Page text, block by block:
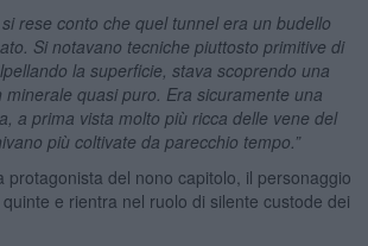
rese conto che quel tunnel era un budello
Si notavano tecniche piuttosto primitive di
la superficie, stava scoprendo una
quasi puro. Era sicuramente una
a prima vista molto più ricca delle vene del
più coltivate da parecchio tempo.”
protagonista del nono capitolo, il personaggio
e rientra nel ruolo di silente custode dei